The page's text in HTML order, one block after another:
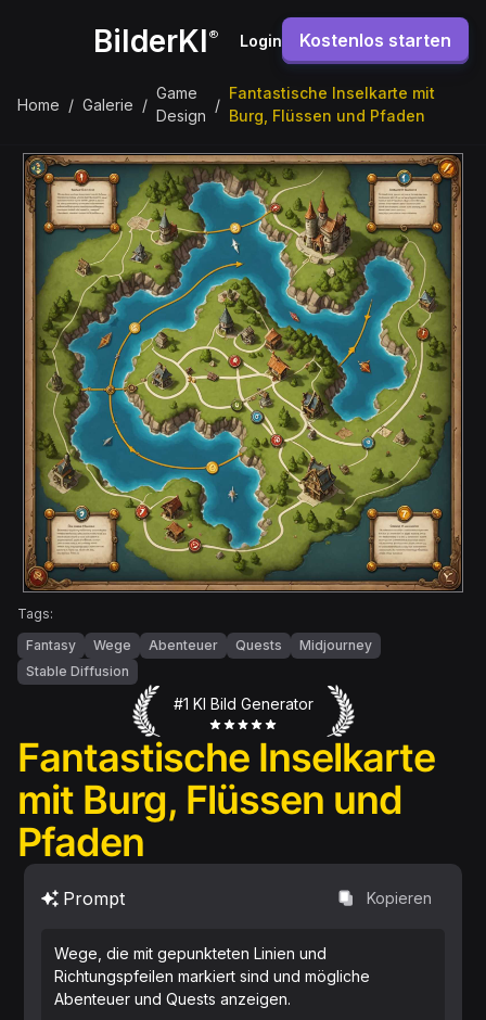
BilderKI® Login Kostenlos starten
Home / Galerie /
Game
Design
/
Fantastische Inselkarte mit
Burg, Flüssen und Pfaden
Tags:
Fantasy
Wege Abenteuer Quests
Midjourney
Stable Diffusion
#1 KI Bild Generator
Fantastische Inselkarte
mit Burg, Flüssen und
Pfaden
Prompt Kopieren
Wege, die mit gepunkteten Linien und
Richtungspfeilen markiert sind und mögliche
Abenteuer und Quests anzeigen.